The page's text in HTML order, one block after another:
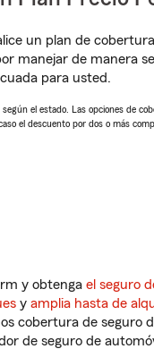
un plan de
manejar de manera
para usted.
el estado. Las opciones de
el descuento por dos o más
y obtenga el seguro
y amplia hasta de
cobertura de seguro
de seguro de